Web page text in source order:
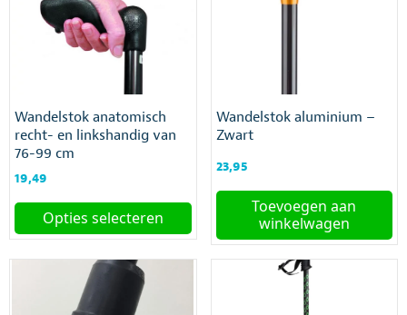
meerdere
variaties.
worden
op
de
productpagina
worden
op
productpagina
Wandelstok anatomisch
recht- en linkshandig van
76-99 cm
19,49
Opties selecteren
Dit
product
Wandelstok aluminium –
Zwart
23,95
Toevoegen aan
winkelwagen